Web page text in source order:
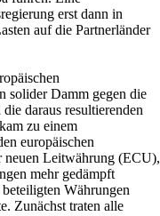
erst dann in
auf die Partnerländer
solider Damm gegen die
daraus resultierenden
zu einem
europäischen
neuen Leitwährung (ECU),
mehr gedämpft
Währungen
Zunächst traten alle